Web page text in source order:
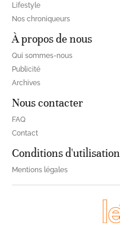
Lifestyle
Nos chroniqueurs
À propos de nous
Qui sommes-nous
Publicité
Archives
Nous contacter
FAQ
Contact
Conditions d'utilisation
Mentions légales